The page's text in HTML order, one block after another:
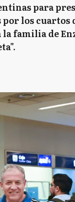
para
los
familia de